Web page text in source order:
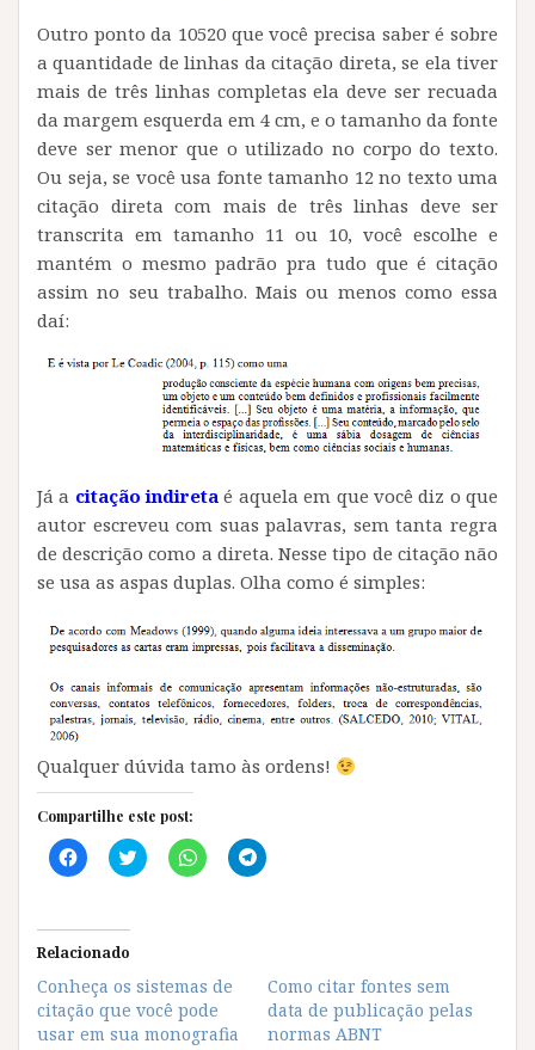
Outro ponto da 10520 que você precisa saber é sobre
a quantidade de linhas da citação direta, se ela tiver
mais de três linhas completas ela deve ser recuada
da margem esquerda em 4 cm, e o tamanho da fonte
deve ser menor que o utilizado no corpo do texto.
Ou seja, se você usa fonte tamanho 12 no texto uma
citação direta com mais de três linhas deve ser
transcrita em tamanho 11 ou 10, você escolhe e
mantém o mesmo padrão pra tudo que é citação
assim no seu trabalho. Mais ou menos como essa
daí:
Já a citação indireta é aquela em que você diz o que
autor escreveu com suas palavras, sem tanta regra
de descrição como a direta. Nesse tipo de citação não
se usa as aspas duplas. Olha como é simples:
Qualquer dúvida tamo às ordens!
Compartilhe este post:
C
l
e
p
a
r
a
c
m
C
l
r
a
c
m
C
l
r
a
c
m
C
l
m
Relacionado
Conheça os sistemas de
citação que você pode
usar em sua monografia
Como citar fontes sem
data de publicação pelas
normas ABNT